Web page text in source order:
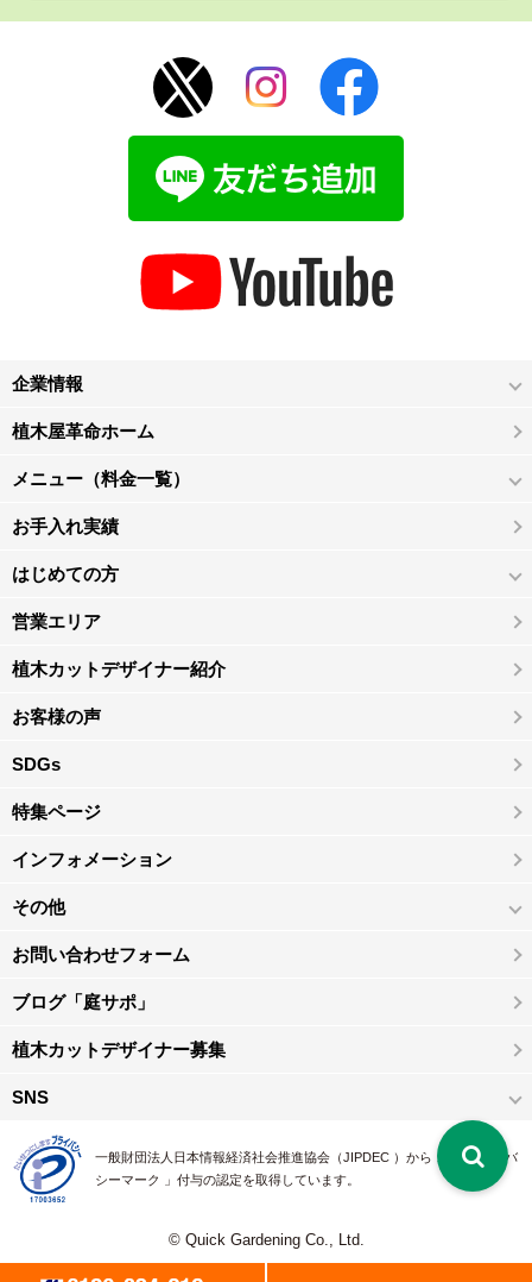
企業情報
植木屋革命ホーム
メニュー（料金一覧）
お手入れ実績
はじめての方
営業エリア
植木カットデザイナー紹介
お客様の声
SDGs
特集ページ
インフォメーション
その他
お問い合わせフォーム
ブログ「庭サポ」
植木カットデザイナー募集
SNS
一般財団法人日本情報経済社会推進協会（JIPDEC ）から 、「 プライバ
シーマーク 」付与の認定を取得しています。
© Quick Gardening Co., Ltd.